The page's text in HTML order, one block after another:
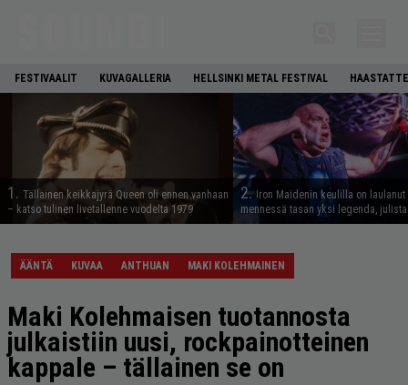
FESTIVAALIT KUVAGALLERIA HELLSINKI METAL FESTIVAL
1. Tällainen keikkajyrä Queen oli ennen vanhaan
– katso tulinen livetallenne vuodelta 1979
2. Iron Maidenin keulilla on laulanut
mennessä tasan yksi legenda,
ÄÄNTÄ KUVAA ANTHUAN MAKI KOLEHMAINEN
Maki Kolehmaisen tuotannosta
julkaistiin uusi, rockpainotteinen
kappale – tällainen se on